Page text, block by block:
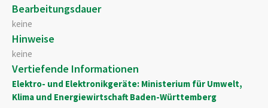
Bearbeitungsdauer
keine
Hinweise
keine
Vertiefende Informationen
Elektro- und Elektronikgeräte: Ministerium für Umwelt,
Klima und Energiewirtschaft Baden-Württemberg